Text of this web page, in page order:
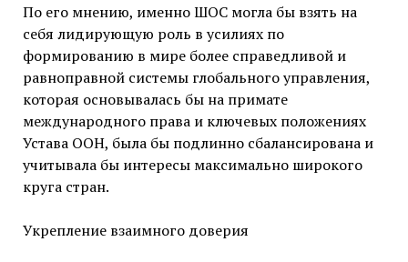
По его мнению, именно ШОС могла бы взять на
себя лидирующую роль в усилиях по
формированию в мире более справедливой и
равноправной системы глобального управления,
которая основывалась бы на примате
международного права и ключевых положениях
Устава ООН, была бы подлинно сбалансирована и
учитывала бы интересы максимально широкого
круга стран.
Укрепление взаимного доверия